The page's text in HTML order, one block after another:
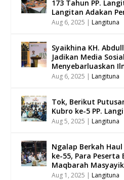
173 Tahun PP.
Langitan Adakan
Aug 6, 2025 |Langituna
Syaikhina KH.
Jadikan Media
Menyebarluaskan
Aug 6, 2025 |Langituna
Tok, Berikut
Kubro ke-5 PP.
Aug 5, 2025 |Langituna
Ngalap Berkah
ke-55, Para Peserta
Maqbarah
Aug 1, 2025 |Langituna